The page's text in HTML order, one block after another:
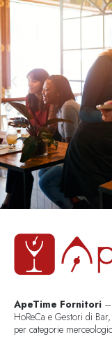
ApeTime Fornitori
HoReCa e Gestori di
per categorie